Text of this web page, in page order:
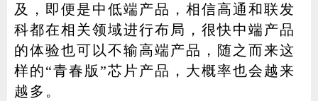
及，即便是中低端产品，相信高通和联发
科都在相关领域进行布局，很快中端产品
的体验也可以不输高端产品，随之而来这
样的“青春版”芯片产品，大概率也会越来
越多。